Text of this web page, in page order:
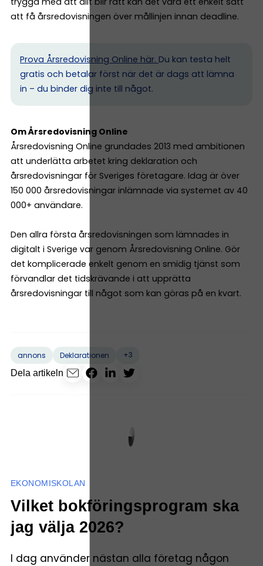
att få årsredovisningen över mållinjen innan deadline.
Prova Årsredovisning Online här. Du kan testa helt
gratis och betalar först när det är dags att lämna
in – du binder dig inte till något.
Om Årsredovisning Online
Årsredovisning Online grundades 2013 med ambitionen
att underlätta arbetet kring deklaration och
årsredovisningar för Sveriges företagare. Idag är över
150 000 årsredovisningar inlämnade via systemet av 40
000+ användare.
Den allra första årsredovisningen som lämnades in
digitalt i Sverige var genom Årsredovisning Online. Gör
det komplicerade enkelt genom en smidig tjänst som
förvandlar det tidskrävande i att upprätta
årsredovisningar till något som kan göras på en kvart.
annons Deklarationen
+3
Dela artikeln
EKONOMISKOLAN
Vilket bokföringsprogram ska
jag välja 2026?
I dag använder nästan alla företag någon